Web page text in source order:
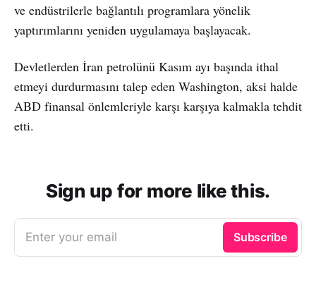
ve endüstrilerle bağlantılı programlara yönelik
yaptırımlarını yeniden uygulamaya başlayacak.
Devletlerden İran petrolünü Kasım ayı başında ithal
etmeyi durdurmasını talep eden Washington, aksi halde
ABD finansal önlemleriyle karşı karşıya kalmakla tehdit
etti.
Sign up for more like this.
Enter your email Subscribe